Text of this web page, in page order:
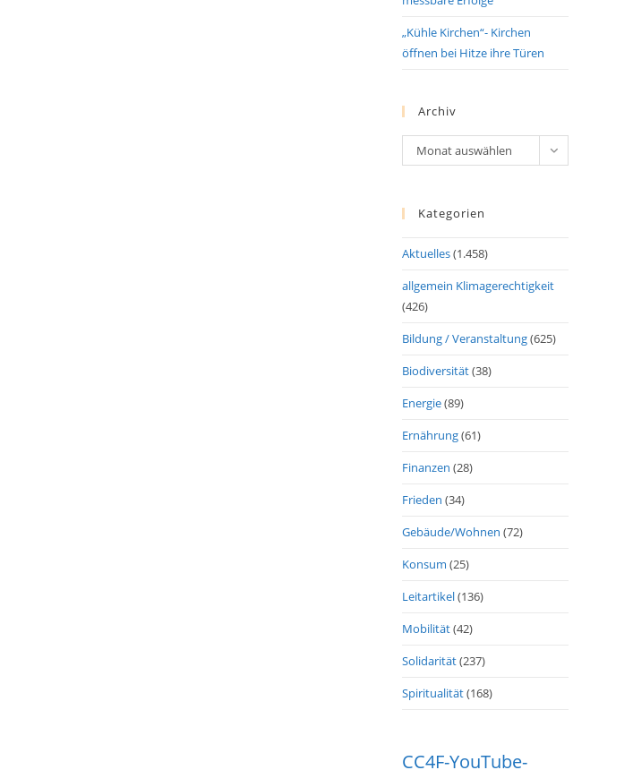
„Kühle Kirchen“- Kirchen
öffnen bei Hitze ihre Türen
Archiv
Archiv
Monat auswählen
Kategorien
Aktuelles(1.458)
allgemein Klimagerechtigkeit
(426)
Bildung / Veranstaltung(625)
Biodiversität(38)
Energie(89)
Ernährung(61)
Finanzen (28)
Frieden (34)
Gebäude/Wohnen (72)
Konsum (25)
Leitartikel(136)
Mobilität(42)
Solidarität(237)
Spiritualität(168)
CC4F-YouTube-